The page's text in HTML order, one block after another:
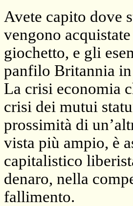
Avete capito dove
vengono
giochetto, e gli
panfilo Britannia
La crisi economia
crisi dei mutui
prossimità di
vista più ampio, è
capitalistico
denaro, nella
fallimento.